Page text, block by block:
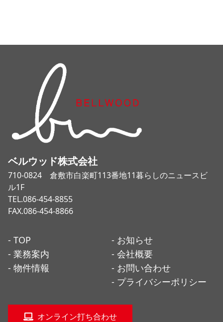
ベルウッド株式会社
710-0824 倉敷市白楽町113番地11暮らしのニュースビ
ル1F
TEL.086-454-8855
FAX.086-454-8866
- TOP
- 業務案内
- 物件情報
- お知らせ
- 会社概要
- お問い合わせ
- プライバシーポリシー
オンライン打ち合わせ